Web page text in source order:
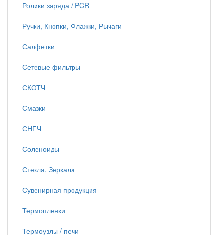
Ролики заряда / PCR
Ручки, Кнопки, Флажки, Рычаги
Салфетки
Сетевые фильтры
СКОТЧ
Смазки
СНПЧ
Соленоиды
Стекла, Зеркала
Сувенирная продукция
Термопленки
Термоузлы / печи